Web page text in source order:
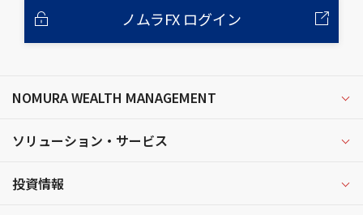
ノムラFX ログイン
NOMURA WEALTH MANAGEMENT
ソリューション・サービス
投資情報